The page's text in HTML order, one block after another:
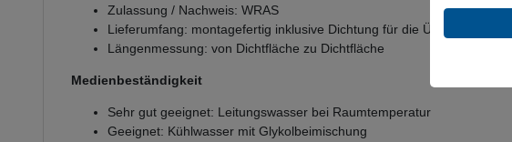
Zulassung / Nachweis: WRAS
Lieferumfang: montagefertig inklusive Dichtung für die Überwurfmutter
Längenmessung: von Dichtfläche zu Dichtfläche
Medienbeständigkeit
Sehr gut geeignet: Leitungswasser bei Raumtemperatur
Geeignet: Kühlwasser mit Glykolbeimischung